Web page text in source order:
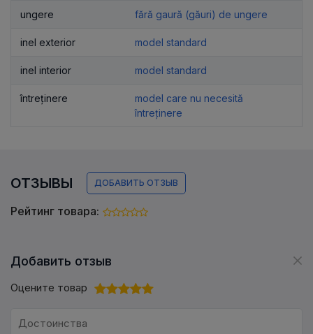
ungere fără gaură (găuri) de ungere
inel exterior model standard
inel interior model standard
întreținere
model care nu necesită
întreținere
ОТЗЫВЫ ДОБАВИТЬ ОТЗЫВ
Рейтинг товара:
Добавить отзыв
Оцените товар